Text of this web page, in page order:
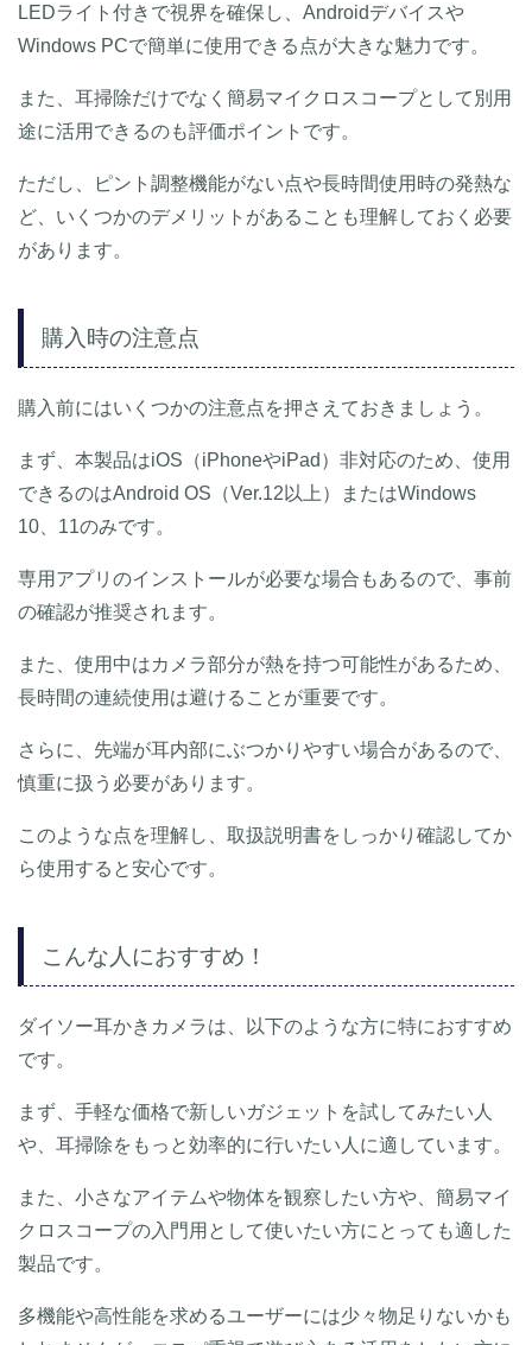
LEDライト付きで視界を確保し、Androidデバイスや
Windows PCで簡単に使用できる点が大きな魅力です。
また、耳掃除だけでなく簡易マイクロスコープとして別用
途に活用できるのも評価ポイントです。
ただし、ピント調整機能がない点や長時間使用時の発熱な
ど、いくつかのデメリットがあることも理解しておく必要
があります。
購入時の注意点
購入前にはいくつかの注意点を押さえておきましょう。
まず、本製品はiOS（iPhoneやiPad）非対応のため、使用
できるのはAndroid OS（Ver.12以上）またはWindows
10、11のみです。
専用アプリのインストールが必要な場合もあるので、事前
の確認が推奨されます。
また、使用中はカメラ部分が熱を持つ可能性があるため、
長時間の連続使用は避けることが重要です。
さらに、先端が耳内部にぶつかりやすい場合があるので、
慎重に扱う必要があります。
このような点を理解し、取扱説明書をしっかり確認してか
ら使用すると安心です。
こんな人におすすめ！
ダイソー耳かきカメラは、以下のような方に特におすすめ
です。
まず、手軽な価格で新しいガジェットを試してみたい人
や、耳掃除をもっと効率的に行いたい人に適しています。
また、小さなアイテムや物体を観察したい方や、簡易マイ
クロスコープの入門用として使いたい方にとっても適した
製品です。
多機能や高性能を求めるユーザーには少々物足りないかも